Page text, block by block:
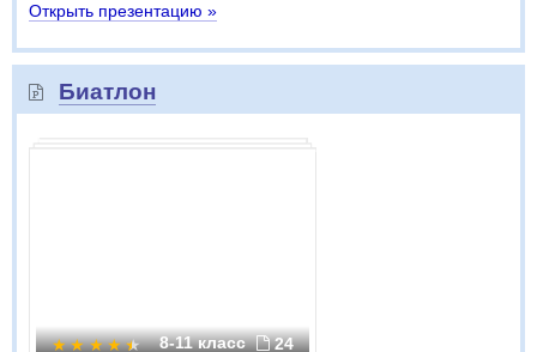
Открыть презентацию »
Биатлон
8-11 класс 24